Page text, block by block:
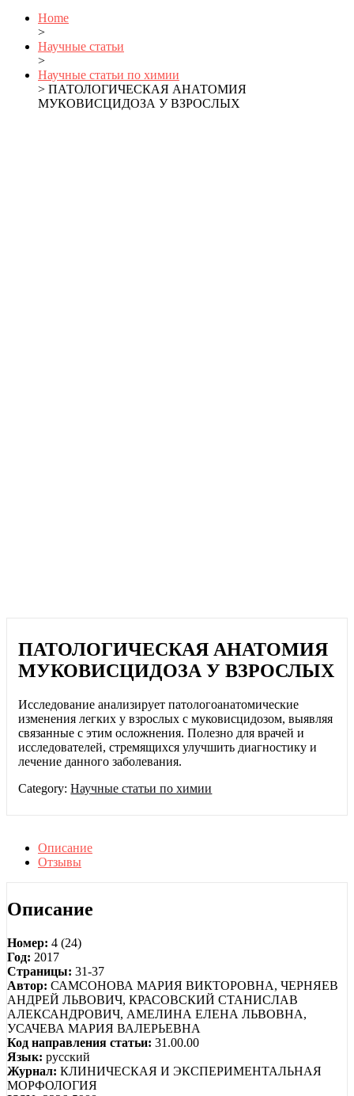
Home
>
Научные статьи
>
Научные статьи по химии
> ПАТОЛОГИЧЕСКАЯ АНАТОМИЯ
МУКОВИСЦИДОЗА У ВЗРОСЛЫХ
ПАТОЛОГИЧЕСКАЯ АНАТОМИЯ
МУКОВИСЦИДОЗА У ВЗРОСЛЫХ
Исследование анализирует патологоанатомические
изменения легких у взрослых с муковисцидозом, выявляя
связанные с этим осложнения. Полезно для врачей и
исследователей, стремящихся улучшить диагностику и
лечение данного заболевания.
Category:Научные статьи по химии
Описание
Отзывы
Описание
Номер: 4 (24)
Год: 2017
Страницы: 31-37
Автор: САМСОНОВА МАРИЯ ВИКТОРОВНА, ЧЕРНЯЕВ
АНДРЕЙ ЛЬВОВИЧ, КРАСОВСКИЙ СТАНИСЛАВ
АЛЕКСАНДРОВИЧ, АМЕЛИНА ЕЛЕНА ЛЬВОВНА,
УСАЧЕВА МАРИЯ ВАЛЕРЬЕВНА
Код направления статьи: 31.00.00
Язык: русский
Журнал: КЛИНИЧЕСКАЯ И ЭКСПЕРИМЕНТАЛЬНАЯ
МОРФОЛОГИЯ